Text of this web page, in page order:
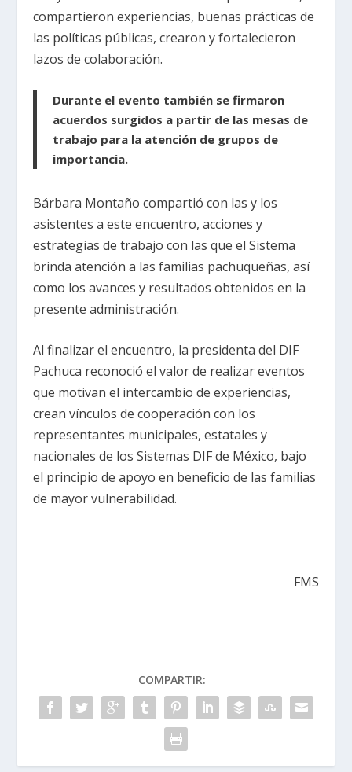
compartieron experiencias, buenas prácticas de
las políticas públicas, crearon y fortalecieron
lazos de colaboración.
Durante el evento también se firmaron
acuerdos surgidos a partir de las mesas de
trabajo para la atención de grupos de
importancia.
Bárbara Montaño compartió con las y los
asistentes a este encuentro, acciones y
estrategias de trabajo con las que el Sistema
brinda atención a las familias pachuqueñas, así
como los avances y resultados obtenidos en la
presente administración.
Al finalizar el encuentro, la presidenta del DIF
Pachuca reconoció el valor de realizar eventos
que motivan el intercambio de experiencias,
crean vínculos de cooperación con los
representantes municipales, estatales y
nacionales de los Sistemas DIF de México, bajo
el principio de apoyo en beneficio de las familias
de mayor vulnerabilidad.
FMS
COMPARTIR: